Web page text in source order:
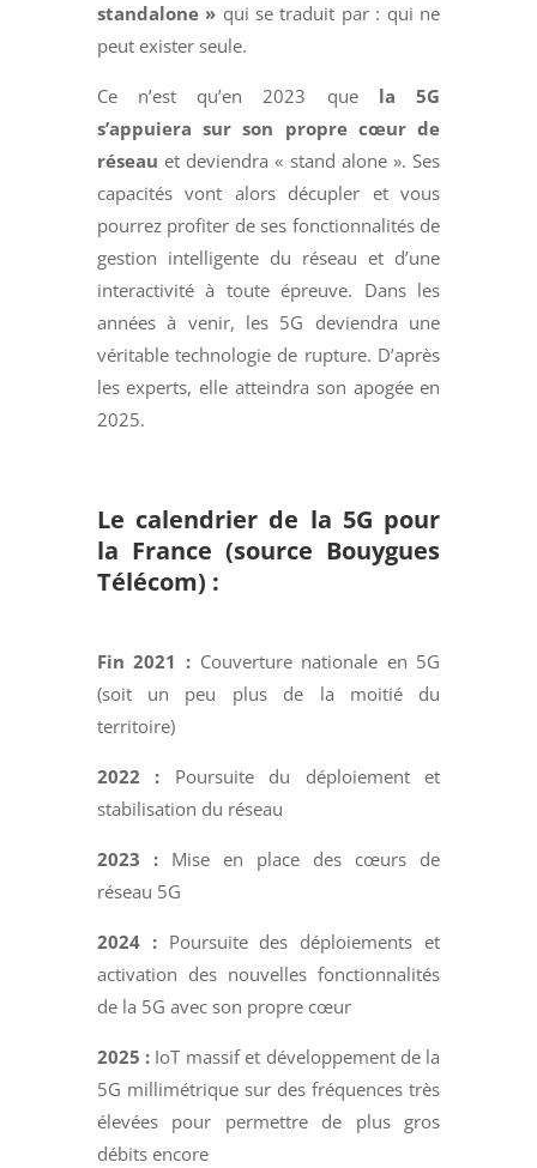
standalone » qui se traduit par : qui ne
peut exister seule.
Ce n’est qu’en 2023 que la 5G
s’appuiera sur son propre cœur de
réseau et deviendra « stand alone ». Ses
capacités vont alors décupler et vous
pourrez profiter de ses fonctionnalités de
gestion intelligente du réseau et d’une
interactivité à toute épreuve. Dans les
années à venir, les 5G deviendra une
véritable technologie de rupture. D’après
les experts, elle atteindra son apogée en
2025.
Le calendrier de la 5G pour
la France (source Bouygues
Télécom) :
Fin 2021 :Couverture nationale en 5G
(soit un peu plus de la moitié du
territoire)
2022 : Poursuite du déploiement et
stabilisation du réseau
2023 :Mise en place des cœurs de
réseau 5G
2024 :Poursuite des déploiements et
activation des nouvelles fonctionnalités
de la 5G avec son propre cœur
2025 : IoT massif et développement de la
5G millimétrique sur des fréquences très
élevées pour permettre de plus gros
débits encore